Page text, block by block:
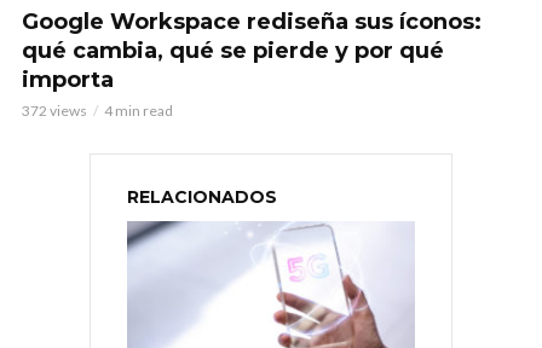
Google Workspace rediseña sus íconos:
qué cambia, qué se pierde y por qué
importa
372 views 4 min read
RELACIONADOS